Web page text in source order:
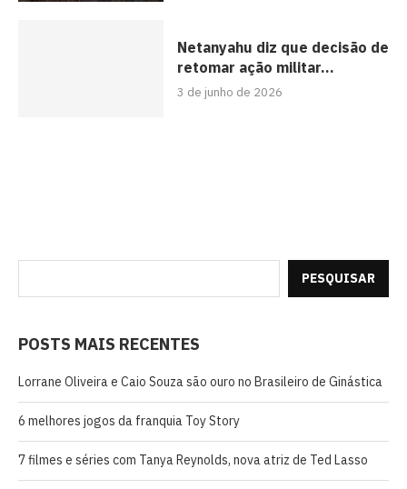
Netanyahu diz que decisão de
retomar ação militar...
3 de junho de 2026
PESQUISAR
POSTS MAIS RECENTES
Lorrane Oliveira e Caio Souza são ouro no Brasileiro de Ginástica
6 melhores jogos da franquia Toy Story
7 filmes e séries com Tanya Reynolds, nova atriz de Ted Lasso